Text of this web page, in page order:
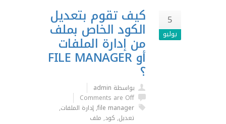
5
يوليو
كيف تقوم بتعديل
الكود الخاص بملف
من إدارة الملفات
أو FILE MANAGER
؟
بواسطة admin
Comments are Off
file manager
,إدارة الملفات,
تعديل, كود, ملف